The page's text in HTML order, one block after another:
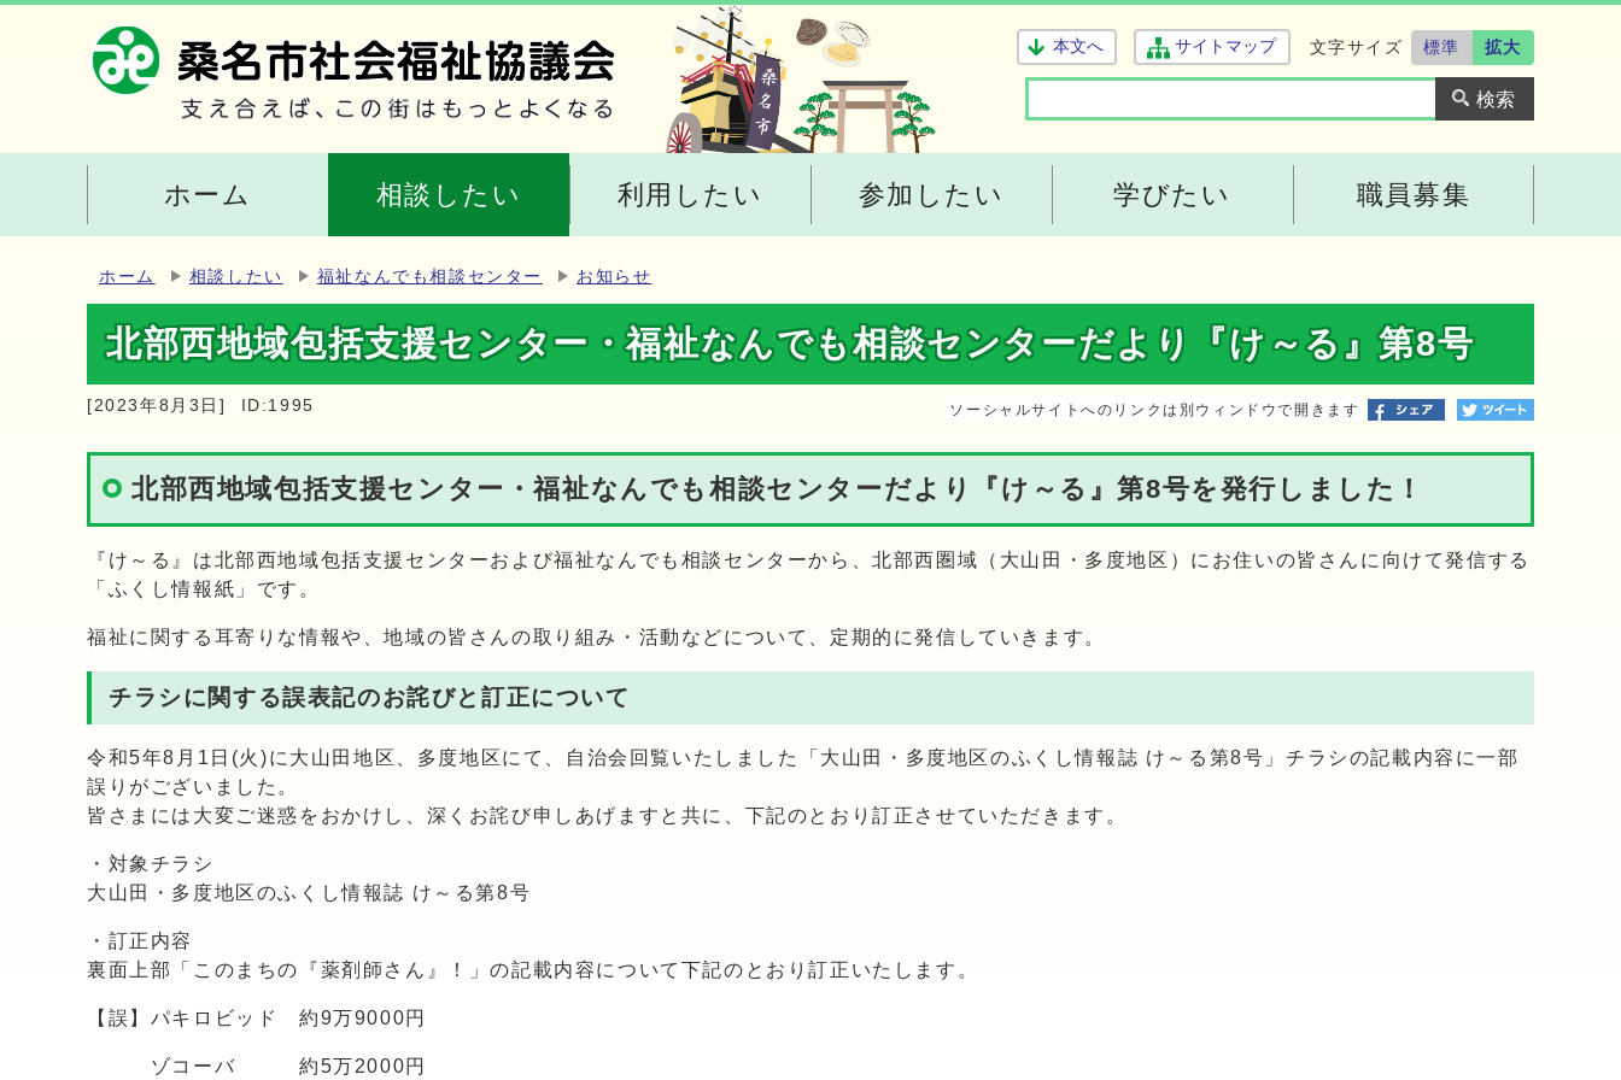
本文へ サイトマップ 文字サイズ 標準 拡大
ホーム 相談したい 利用したい 参加したい 学びたい 職員募集
ホーム 相談したい 福祉なんでも相談センター お知らせ
北部西地域包括支援センター・福祉なんでも相談センターだより『け～る』第8号
[2023年8月3日] ID:1995 ソーシャルサイトへのリンクは別ウィンドウで開きます
北部西地域包括支援センター・福祉なんでも相談センターだより『け～る』第8号を発行しました！
『け～る』は北部西地域包括支援センターおよび福祉なんでも相談センターから、北部西圏域（大山田・多度地区）にお住いの皆さんに向けて発信する
「ふくし情報紙」です。
福祉に関する耳寄りな情報や、地域の皆さんの取り組み・活動などについて、定期的に発信していきます。
チラシに関する誤表記のお詫びと訂正について
令和5年8月1日(火)に大山田地区、多度地区にて、自治会回覧いたしました「大山田・多度地区のふくし情報誌 け～る第8号」チラシの記載内容に一部
誤りがございました。
皆さまには大変ご迷惑をおかけし、深くお詫び申しあげますと共に、下記のとおり訂正させていただきます。
・対象チラシ
大山田・多度地区のふくし情報誌 け～る第8号
・訂正内容
裏面上部「このまちの『薬剤師さん』！」の記載内容について下記のとおり訂正いたします。
【誤】パキロビッド 約9万9000円
ゾコーバ 約5万2000円